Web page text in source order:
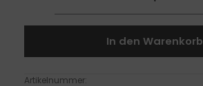
In den Warenkorb
Artikelnummer: